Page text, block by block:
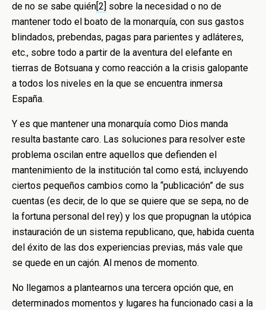
de no se sabe quién[2] sobre la necesidad o no de
mantener todo el boato de la monarquía, con sus gastos
blindados, prebendas, pagas para parientes y adláteres,
etc., sobre todo a partir de la aventura del elefante en
tierras de Botsuana y como reacción a la crisis galopante
a todos los niveles en la que se encuentra inmersa
España.
Y es que mantener una monarquía como Dios manda
resulta bastante caro. Las soluciones para resolver este
problema oscilan entre aquellos que defienden el
mantenimiento de la institución tal como está, incluyendo
ciertos pequeños cambios como la “publicación” de sus
cuentas (es decir, de lo que se quiere que se sepa, no de
la fortuna personal del rey) y los que propugnan la utópica
instauración de un sistema republicano, que, habida cuenta
del éxito de las dos experiencias previas, más vale que
se quede en un cajón. Al menos de momento.
No llegamos a plantearnos una tercera opción que, en
determinados momentos y lugares ha funcionado casi a la